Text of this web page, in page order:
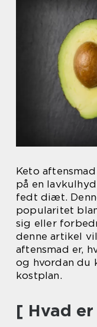
Keto
på en
fedt diæt.
popularitet
sig eller
denne artikel
aftensmad er,
og hvordan du
kostplan.
[ Hvad